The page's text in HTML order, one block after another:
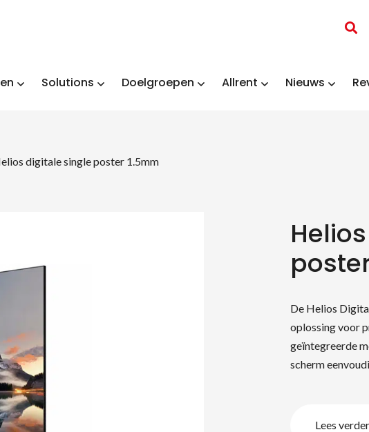
Solutions Doelgroepen Allrent Nieuws
digitale single poster 1.5mm
De Helios
oplossing voor
geïntegreerde
scherm
Lees verder